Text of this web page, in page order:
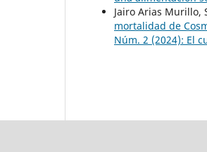
Jairo Arias Murillo,
mortalidad de
Núm. 2 (2024): El